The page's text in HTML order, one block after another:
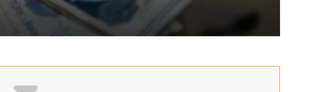
المركزي التركي: اتفاقية مع مصرف سوريا على وديعة بالليرة